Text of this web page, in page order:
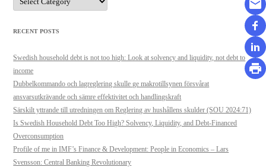
RECENT POSTS
Swedish household debt is not too high: Look at solvency and liquidity, not debt to
income
Dubbelkommando och lagreglering skulle ge makrotillsynen försvårat
ansvarsutkrävande och sämre effektivitet och handlingskraft
Särskilt yttrande till utredningen om Reglering av hushållens skulder (SOU 2024:71)
Is Swedish Household Debt Too High? Solvency, Liquidity, and Debt-Financed
Overconsumption
Profile of me in IMF’s Finance & Development: People in Economics – Lars
Svensson: Central Banking Revolutionary